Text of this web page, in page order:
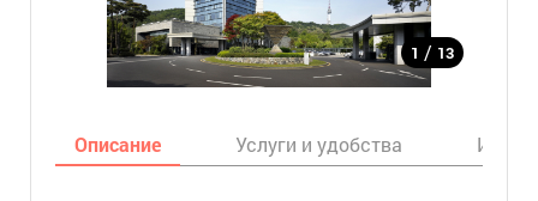
1 / 13
Описание Услуги и удобства